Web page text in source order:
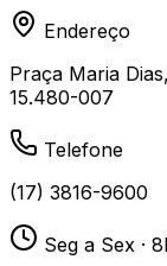
Endereço
Praça Maria
15.480-007
Telefone
(17) 3816-9600
Seg a Sex ·